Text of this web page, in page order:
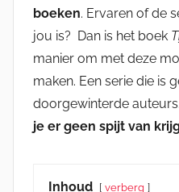
boeken. Ervaren of de
jou is? Dan is het boek
manier om met deze
maken. Een serie die is
doorgewinterde auteurs.
je er geen spijt van
Inhoud verberg